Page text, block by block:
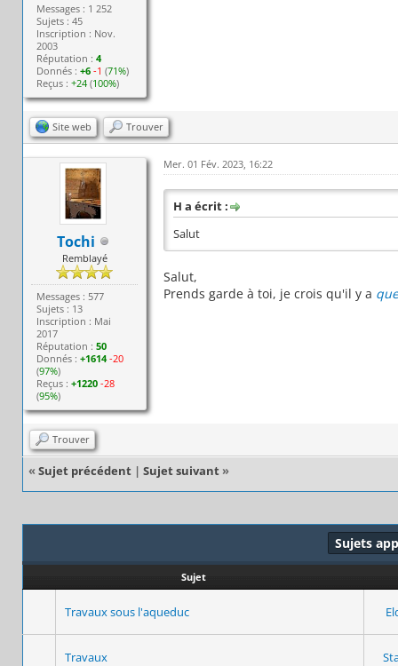
Messages : 1 252
Sujets : 45
Inscription : Nov.
2003
Réputation :4
Donnés :+6 -1 (71%)
Reçus :+24 (100%)
Site web Trouver
Tochi
Remblayé
Messages : 577
Sujets : 13
Inscription : Mai
2017
Réputation :50
Donnés :+1614 -20
(97%)
Reçus :+1220 -28
(95%)
Mer. 01 Fév. 2023, 16:22
H a écrit :
Salut
Salut,
Prends garde à toi, je crois qu'il y a
Trouver
« Sujet précédent | Sujet suivant »
Sujets
Sujet
Travaux sous l'aqueduc
Travaux